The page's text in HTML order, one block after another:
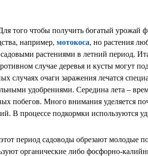
того чтобы получить богатый
например, мотокоса, но растения
растениями в летний период.
случае деревья и кусты могут
очаги заражения лечатся
удобрениями. Середина лета –
побегов. Много внимания уделяется
В процессе подкормки используются
период садоводы обрезают молодые
органические либо фосфорно-